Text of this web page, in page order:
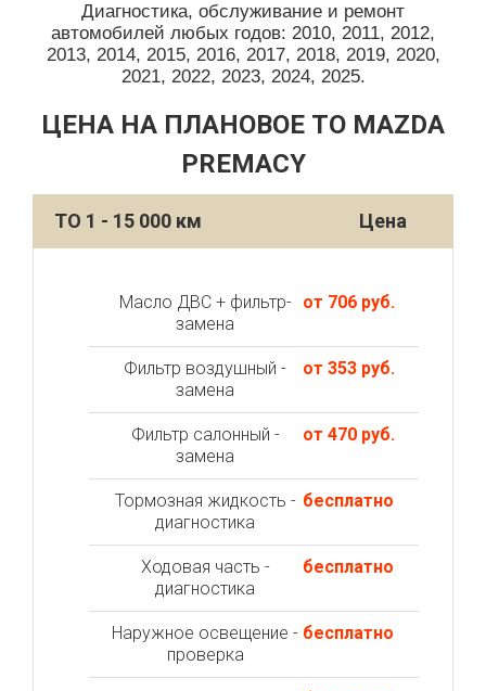
Диагностика, обслуживание и ремонт
автомобилей любых годов: 2010, 2011, 2012,
2013, 2014, 2015, 2016, 2017, 2018, 2019, 2020,
2021, 2022, 2023, 2024, 2025.
ЦЕНА НА ПЛАНОВОЕ ТО MAZDA
PREMACY
ТО 1 - 15 000 км Цена
Масло ДВС + фильтр-
замена
от 706 руб.
Фильтр воздушный -
замена
от 353 руб.
Фильтр салонный -
замена
от 470 руб.
Тормозная жидкость -
диагностика
бесплатно
Ходовая часть -
диагностика
бесплатно
Наружное освещение -
проверка
бесплатно